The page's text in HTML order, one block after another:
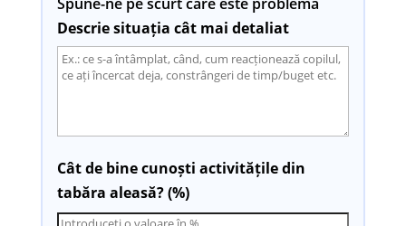
Descrie situația cât mai detaliat
Cât de bine cunoști activitățile din
tabăra aleasă? (%)